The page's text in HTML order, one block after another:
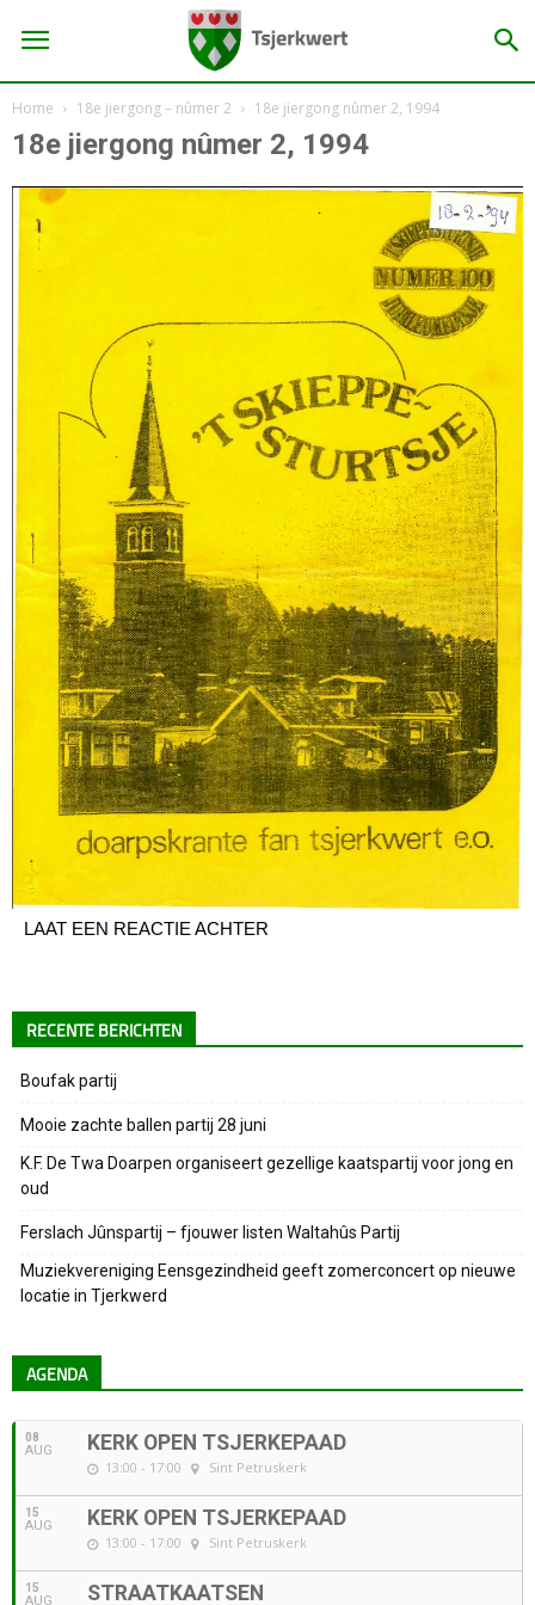
Home 18e jiergong – nûmer 2 18e jiergong nûmer 2, 1994
18e jiergong nûmer 2, 1994
LAAT EEN REACTIE ACHTER
RECENTE BERICHTEN
Boufak partij
Mooie zachte ballen partij 28 juni
K.F. De Twa Doarpen organiseert gezellige kaatspartij voor jong en
oud
Ferslach Jûnspartij – fjouwer listen Waltahûs Partij
Muziekvereniging Eensgezindheid geeft zomerconcert op nieuwe
locatie in Tjerkwerd
AGENDA
08
AUG KERK OPEN TSJERKEPAAD
13:00 - 17:00 Sint Petruskerk
15
AUG KERK OPEN TSJERKEPAAD
13:00 - 17:00 Sint Petruskerk
15
AUG STRAATKAATSEN